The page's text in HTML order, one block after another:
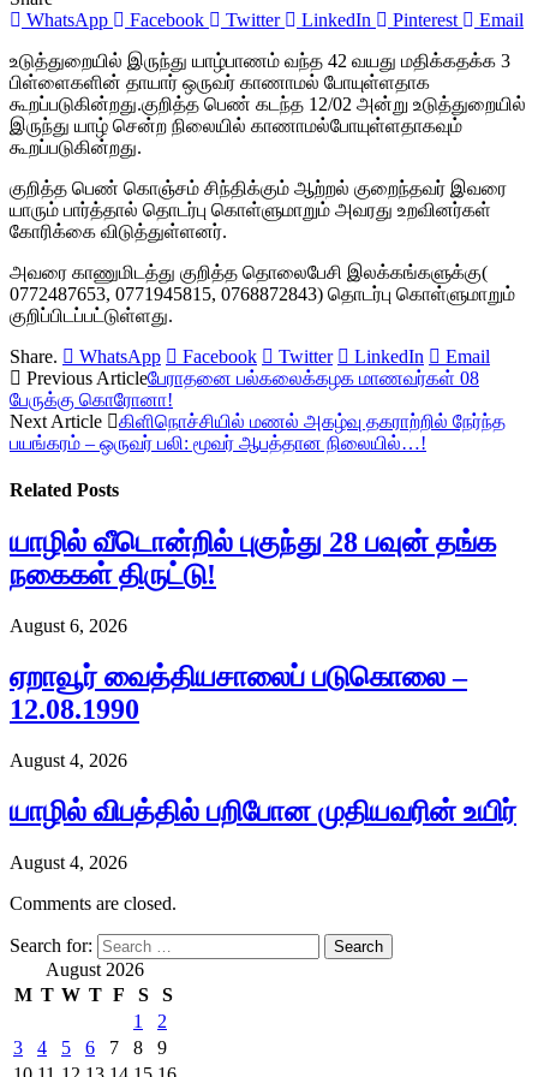
WhatsApp
Facebook Twitter LinkedIn Pinterest
Email
உடுத்துறையில் இருந்து யாழ்பாணம் வந்த 42 வயது மதிக்கதக்க 3
பிள்ளைகளின் தாயார் ஒருவர் காணாமல் போயுள்ளதாக
கூறப்படுகின்றது.குறித்த பெண் கடந்த 12/02 அன்று உடுத்துறையில்
இருந்து யாழ் சென்ற நிலையில் காணாமல்போயுள்ளதாகவும்
கூறப்படுகின்றது.
குறித்த பெண் கொஞ்சம் சிந்திக்கும் ஆற்றல் குறைந்தவர் இவரை
யாரும் பார்த்தால் தொடர்பு கொள்ளுமாறும் அவரது உறவினர்கள்
கோரிக்கை விடுத்துள்ளனர்.
அவரை காணுமிடத்து குறித்த தொலைபேசி இலக்கங்களுக்கு(
0772487653, 0771945815, 0768872843) தொடர்பு கொள்ளுமாறும்
குறிப்பிடப்பட்டுள்ளது.
Share.
WhatsApp Facebook Twitter LinkedIn
Email
Previous Articleபேராதனை பல்கலைக்கழக மாணவர்கள் 08
பேருக்கு கொரோனா!
Next Article
கிளிநொச்சியில் மணல் அகழ்வு தகராற்றில் நேர்ந்த
பயங்கரம் – ஒருவர் பலி: மூவர் ஆபத்தான நிலையில்…!
Related Posts
யாழில் வீடொன்றில் புகுந்து 28 பவுன் தங்க
நகைகள் திருட்டு!
August 6, 2026
ஏறாவூர் வைத்தியசாலைப் படுகொலை –
12.08.1990
August 4, 2026
யாழில் விபத்தில் பறிபோன முதியவரின் உயிர்
August 4, 2026
Comments are closed.
Search for:
August 2026
M T W T F S
S
1
2
3
4 5 6 7 8
9